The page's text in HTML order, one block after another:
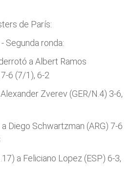
de París:
Segunda ronda:
a Albert Ramos
6 (7/1), 6-2
Zverev (GER/N.4) 3-6,
Diego Schwartzman (ARG) 7-6
a Feliciano Lopez (ESP) 6-3,